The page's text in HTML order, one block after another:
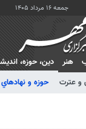
جمعه ۱۶ مرداد ۱۴۰۵
هنر
دين، حوزه،
و عترت حوزه و